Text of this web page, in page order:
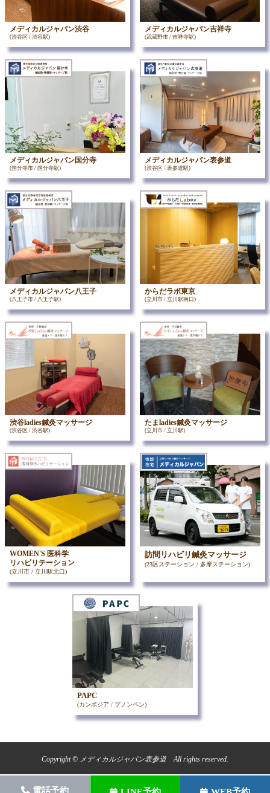
電話予約
メディカルジャパン渋谷
(渋谷区 / 渋谷駅)
メディカルジャパン吉祥寺
(武蔵野市 / 吉祥寺駅)
メディカルジャパン国分寺
(国分寺市 / 国分寺駅)
メディカルジャパン表参道
(渋谷区 / 表参道駅)
メディカルジャパン八王子
(八王子市 / 八王子駅)
からだラボ東京
(立川市 / 立川駅南口)
渋谷ladies鍼灸マッサージ
(渋谷区 / 渋谷駅)
たまladies鍼灸マッサージ
(立川市 / 立川駅)
WOMEN'S 医科学
リハビリテーション
(立川市 / 立川駅北口)
訪問リハビリ鍼灸マッサージ
(23区ステーション / 多摩ステーション)
PAPC
(カンボジア / プノンペン)
Copyright © メディカルジャパン表参道 All rights reserved.